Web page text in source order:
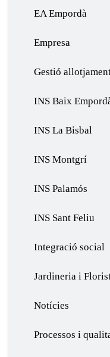
EA Empordà
Empresa
Gestió
INS Baix
INS La Bisbal
INS Montgrí
INS Palamós
INS Sant Feliu
Integració social
Jardineria i
Notícies
Processos i